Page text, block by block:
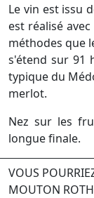
Le vin est issu
est réalisé
méthodes que
s'étend sur 91
typique du
merlot.
Nez sur les
longue finale.
VOUS
MOUTON